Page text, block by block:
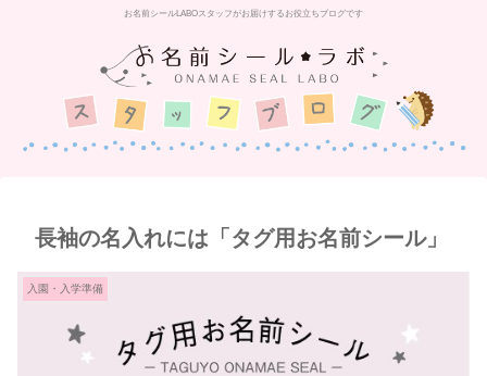
お名前シールLABOスタッフがお届けするお役立ちブログです
長袖の名入れには「タグ用お名前シール」
入園・入学準備